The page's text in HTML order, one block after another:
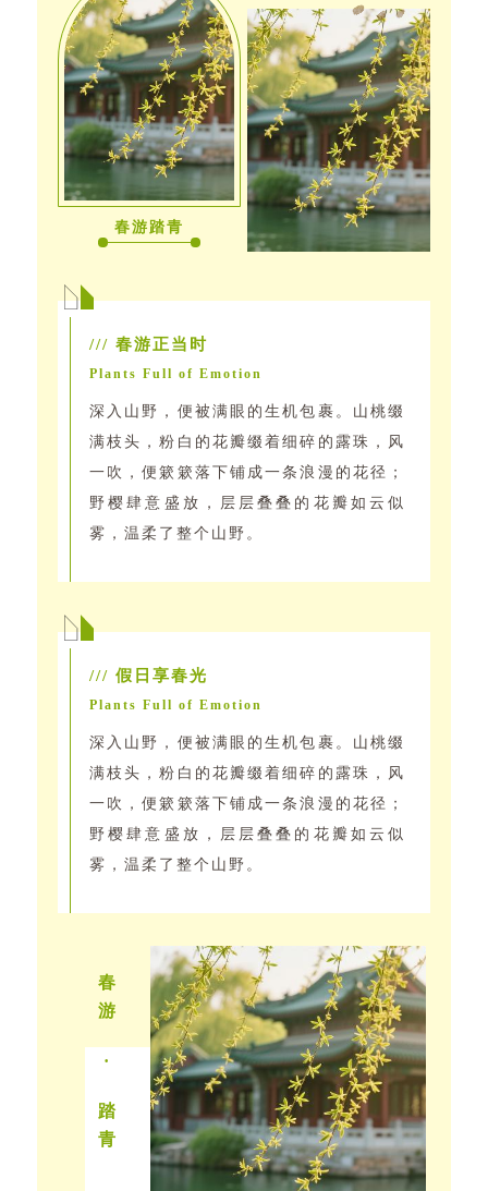
春游踏青
/// 春游正当时
Plants Full of Emotion
深入山野，便被满眼的生机包裹。山桃缀
满枝头，粉白的花瓣缀着细碎的露珠，风
一吹，便簌簌落下铺成一条浪漫的花径；
野樱肆意盛放，层层叠叠的花瓣如云似
雾，温柔了整个山野。
/// 假日享春光
Plants Full of Emotion
深入山野，便被满眼的生机包裹。山桃缀
满枝头，粉白的花瓣缀着细碎的露珠，风
一吹，便簌簌落下铺成一条浪漫的花径；
野樱肆意盛放，层层叠叠的花瓣如云似
雾，温柔了整个山野。
春
游
·
踏
青